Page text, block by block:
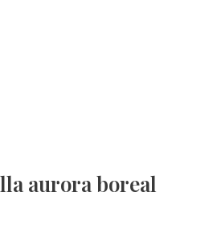
aurora boreal